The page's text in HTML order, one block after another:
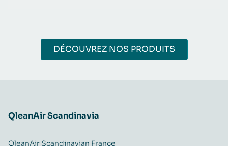
DÉCOUVREZ NOS PRODUITS
QleanAir Scandinavia
QleanAir Scandinavian France